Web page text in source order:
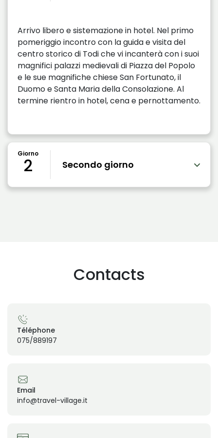
Arrivo libero e sistemazione in hotel. Nel primo
pomeriggio incontro con la guida e visita del
centro storico di Todi che vi incanterà con i suoi
magnifici palazzi medievali di Piazza del Popolo
e le sue magnifiche chiese San Fortunato, il
Duomo e Santa Maria della Consolazione. Al
termine rientro in hotel, cena e pernottamento.
Giorno
2 Secondo giorno
Contacts
Téléphone
075/889197
Email
info@travel-village.it